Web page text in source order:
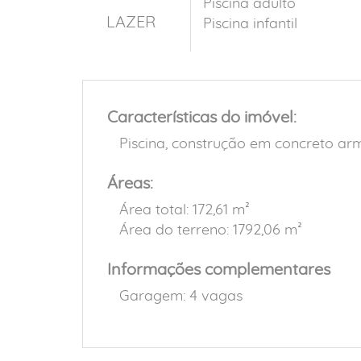
LAZER
Piscina adulto
Piscina infantil
Características do imóvel:
Piscina, construção em concreto
Áreas:
Área total: 172,61 m²
Área do terreno: 1792,06 m²
Informações complementares
Garagem: 4 vagas